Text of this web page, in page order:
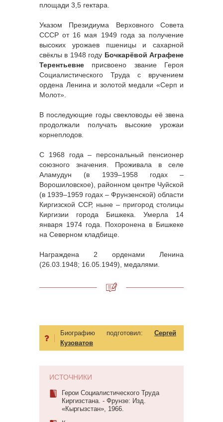
площади 3,5 гектара.
Указом Президиума Верховного Совета
СССР от 16 мая 1949 года за получение
высоких урожаев пшеницы и сахарной
свёклы в 1948 году Бочкарёвой Аграфене
Терентьевне присвоено звание Героя
Социалистического Труда с вручением
ордена Ленина и золотой медали «Серп и
Молот».
В последующие годы свекловоды её звена
продолжали получать высокие урожаи
корнеплодов.
С 1968 года – персональный пенсионер
союзного значения. Проживала в селе
Аламудун (в 1939–1958 годах –
Ворошиловское), районном центре Чуйской
(в 1939–1959 годах – Фрунзенской) области
Киргизской ССР, ныне – пригород столицы
Киргизии города Бишкека. Умерла 14
января 1974 года. Похоронена в Бишкеке
на Северном кладбище.
Награждена 2 орденами Ленина
(26.03.1948; 16.05.1949), медалями.
Биографию подготовил: Сергей
Кузоватов
ИСТОЧНИКИ
Герои Социалистического Труда
Киргизстана. - Фрунзе: Изд.
«Кыргызстан», 1966.